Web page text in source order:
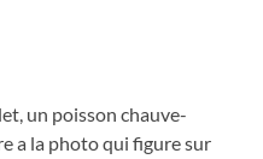
un poisson chauve-
a la photo qui figure sur